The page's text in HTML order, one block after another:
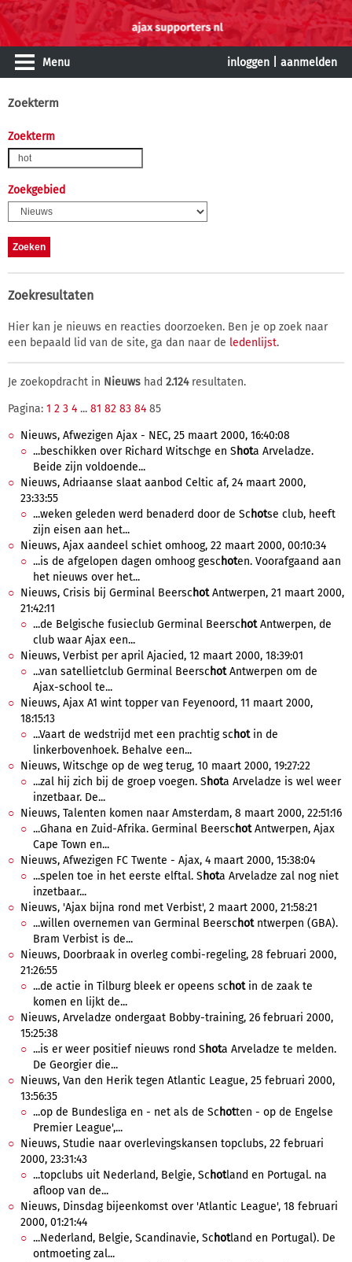
Menu inloggen aanmelden
Zoekterm
Zoekterm
Zoekgebied
Zoekresultaten
Hier kan je nieuws en reacties doorzoeken. Ben je op zoek naar
een bepaald lid van de site, ga dan naar de ledenlijst.
Je zoekopdracht in Nieuws had 2.124resultaten.
Pagina: 1 2 3 4 ... 81 82 83 84 85
Nieuws, Afwezigen Ajax - NEC, 25 maart 2000, 16:40:08
...beschikken over Richard Witschge en S hota Arveladze.
Beide zijn voldoende...
Nieuws, Adriaanse slaat aanbod Celtic af, 24 maart 2000,
23:33:55
...weken geleden werd benaderd door de Sc hotse club, heeft
zijn eisen aan het...
Nieuws, Ajax aandeel schiet omhoog, 22 maart 2000, 00:10:34
...is de afgelopen dagen omhoog gesc hoten. Voorafgaand aan
het nieuws over het...
Nieuws, Crisis bij Germinal Beersc hotAntwerpen, 21 maart 2000,
21:42:11
...de Belgische fusieclub Germinal Beersc hotAntwerpen, de
club waar Ajax een...
Nieuws, Verbist per april Ajacied, 12 maart 2000, 18:39:01
...van satellietclub Germinal Beersc hotAntwerpen om de
Ajax-school te...
Nieuws, Ajax A1 wint topper van Feyenoord, 11 maart 2000,
18:15:13
...Vaart de wedstrijd met een prachtig sc hotin de
linkerbovenhoek. Behalve een...
Nieuws, Witschge op de weg terug, 10 maart 2000, 19:27:22
...zal hij zich bij de groep voegen. S hota Arveladze is wel weer
inzetbaar. De...
Nieuws, Talenten komen naar Amsterdam, 8 maart 2000, 22:51:16
...Ghana en Zuid-Afrika. Germinal Beersc hotAntwerpen, Ajax
Cape Town en...
Nieuws, Afwezigen FC Twente - Ajax, 4 maart 2000, 15:38:04
...spelen toe in het eerste elftal. S hota Arveladze zal nog niet
inzetbaar...
Nieuws, 'Ajax bijna rond met Verbist', 2 maart 2000, 21:58:21
...willen overnemen van Germinal Beersc hotntwerpen (GBA).
Bram Verbist is de...
Nieuws, Doorbraak in overleg combi-regeling, 28 februari 2000,
21:26:55
...de actie in Tilburg bleek er opeens sc hotin de zaak te
komen en lijkt de...
Nieuws, Arveladze ondergaat Bobby-training, 26 februari 2000,
15:25:38
...is er weer positief nieuws rond S hota Arveladze te melden.
De Georgier die...
Nieuws, Van den Herik tegen Atlantic League, 25 februari 2000,
13:56:35
...op de Bundesliga en - net als de Sc hotten - op de Engelse
Premier League',...
Nieuws, Studie naar overlevingskansen topclubs, 22 februari
2000, 23:31:43
...topclubs uit Nederland, Belgie, Sc hotland en Portugal. na
afloop van de...
Nieuws, Dinsdag bijeenkomst over 'Atlantic League', 18 februari
2000, 01:21:44
...Nederland, Belgie, Scandinavie, Sc hotland en Portugal). De
ontmoeting zal...